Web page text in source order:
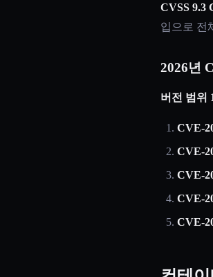
CVSS
입으로 전
2026년
버전 범위
CVE-
CVE-
CVE-
CVE-
CVE-